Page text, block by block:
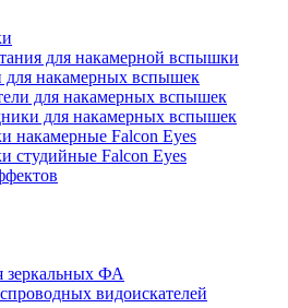
для накамерной вспышки
для накамерных вспышек
для накамерных вспышек
для накамерных вспышек
накамерные Falcon Eyes
студийные Falcon Eyes
зеркальных ФА
видоискателей